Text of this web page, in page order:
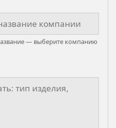
— выберите компанию